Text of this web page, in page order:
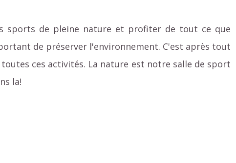
sports de pleine nature et profiter de tout ce que
de préserver l'environnement. C'est après tout
ces activités. La nature est notre salle de sport
la!